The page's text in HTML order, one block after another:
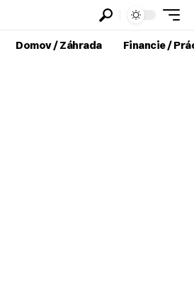
Domov / Záhrada Financie /